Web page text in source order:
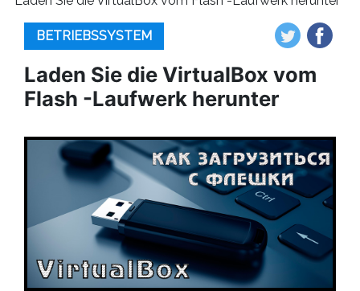
BETRIEBSSYSTEM
Laden Sie die VirtualBox vom
Flash -Laufwerk herunter